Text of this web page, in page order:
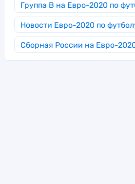
Группа B на Евро-2020 по
Новости Евро-2020 по
Сборная России на Евро-